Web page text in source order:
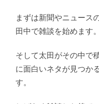
まずは新聞やニュース
田中で雑談を始めます。
そして太田がその中で
に面白いネタが見つか
す。